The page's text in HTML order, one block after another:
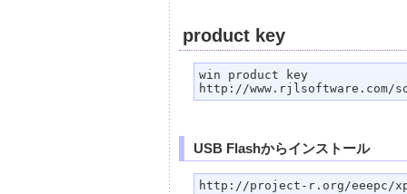
product key
win product key
http://www.rjlsoftware.com/
USB Flashからインストール
http://project-r.org/eeepc/